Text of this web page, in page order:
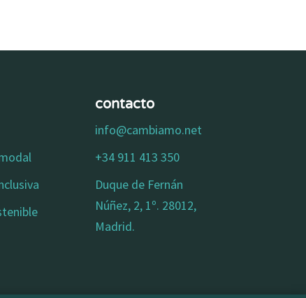
contacto
info@cambiamo.net
+34 911 413 350
Duque de Fernán
Núñez, 2, 1º. 28012,
Madrid.